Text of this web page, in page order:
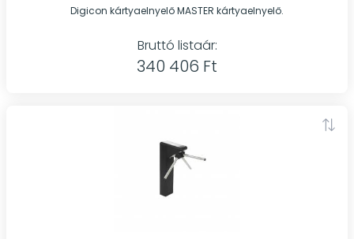
Digicon kártyaelnyelő MASTER kártyaelnyelő.
Bruttó listaár:
340 406 Ft